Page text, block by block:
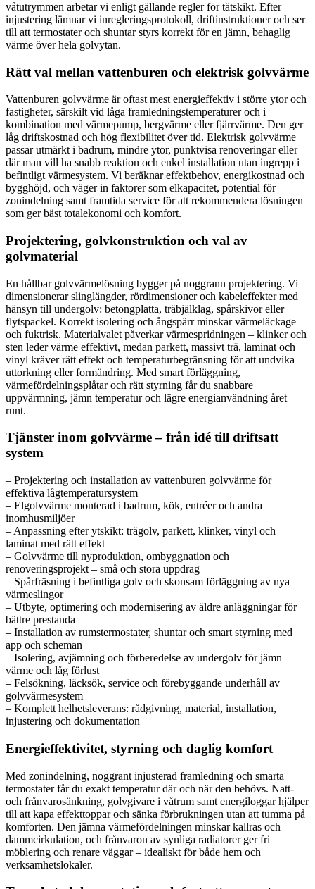
våtutrymmen arbetar vi enligt gällande regler för tätskikt. Efter
injustering lämnar vi inregleringsprotokoll, driftinstruktioner och ser
till att termostater och shuntar styrs korrekt för en jämn, behaglig
värme över hela golvytan.
Rätt val mellan vattenburen och elektrisk golvvärme
Vattenburen golvvärme är oftast mest energieffektiv i större ytor och
fastigheter, särskilt vid låga framledningstemperaturer och i
kombination med värmepump, bergvärme eller fjärrvärme. Den ger
låg driftskostnad och hög flexibilitet över tid. Elektrisk golvvärme
passar utmärkt i badrum, mindre ytor, punktvisa renoveringar eller
där man vill ha snabb reaktion och enkel installation utan ingrepp i
befintligt värmesystem. Vi beräknar effektbehov, energikostnad och
bygghöjd, och väger in faktorer som elkapacitet, potential för
zonindelning samt framtida service för att rekommendera lösningen
som ger bäst totalekonomi och komfort.
Projektering, golvkonstruktion och val av
golvmaterial
En hållbar golvvärmelösning bygger på noggrann projektering. Vi
dimensionerar slinglängder, rördimensioner och kabeleffekter med
hänsyn till undergolv: betongplatta, träbjälklag, spårskivor eller
flytspackel. Korrekt isolering och ångspärr minskar värmeläckage
och fuktrisk. Materialvalet påverkar värmespridningen – klinker och
sten leder värme effektivt, medan parkett, massivt trä, laminat och
vinyl kräver rätt effekt och temperaturbegränsning för att undvika
uttorkning eller formändring. Med smart förläggning,
värmefördelningsplåtar och rätt styrning får du snabbare
uppvärmning, jämn temperatur och lägre energianvändning året
runt.
Tjänster inom golvvärme – från idé till driftsatt
system
– Projektering och installation av vattenburen golvvärme för
effektiva lågtemperatursystem
– Elgolvvärme monterad i badrum, kök, entréer och andra
inomhusmiljöer
– Anpassning efter ytskikt: trägolv, parkett, klinker, vinyl och
laminat med rätt effekt
– Golvvärme till nyproduktion, ombyggnation och
renoveringsprojekt – små och stora uppdrag
– Spårfräsning i befintliga golv och skonsam förläggning av nya
värmeslingor
– Utbyte, optimering och modernisering av äldre anläggningar för
bättre prestanda
– Installation av rumstermostater, shuntar och smart styrning med
app och scheman
– Isolering, avjämning och förberedelse av undergolv för jämn
värme och låg förlust
– Felsökning, läcksök, service och förebyggande underhåll av
golvvärmesystem
– Komplett helhetsleverans: rådgivning, material, installation,
injustering och dokumentation
Energieffektivitet, styrning och daglig komfort
Med zonindelning, noggrant injusterad framledning och smarta
termostater får du exakt temperatur där och när den behövs. Natt-
och frånvarosänkning, golvgivare i våtrum samt energiloggar hjälper
till att kapa effekttoppar och sänka förbrukningen utan att tumma på
komforten. Den jämna värmefördelningen minskar kallras och
dammcirkulation, och frånvaron av synliga radiatorer ger fri
möblering och renare väggar – idealiskt för både hem och
verksamhetslokaler.